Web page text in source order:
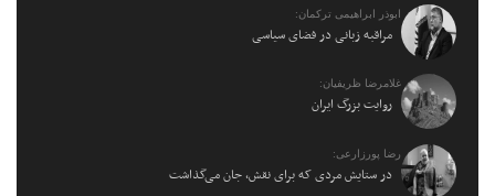
ابوذر ابراهیمی ترکمان:
مراقبه زبانی در فضای سیاسی
غلامرضا ظریفیان:
روایت بزرگ ایران
رضا پورزارعی:
در ستایش مردی که برای نقش، جان می‌گذاشت